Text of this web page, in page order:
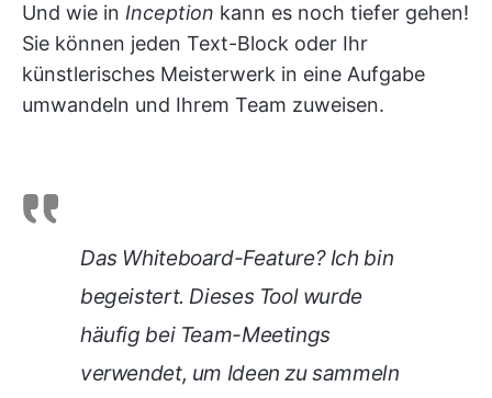
Und wie in Inception kann es noch tiefer gehen!
Sie können jeden Text-Block oder Ihr
künstlerisches Meisterwerk in eine Aufgabe
umwandeln und Ihrem Team zuweisen.
Das Whiteboard-Feature? Ich bin
begeistert. Dieses Tool wurde
häufig bei Team-Meetings
verwendet, um Ideen zu sammeln